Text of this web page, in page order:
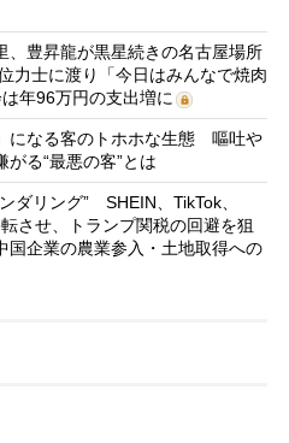
、豊昇龍が黒星続きの名古屋場所
力士に渡り「今日はみんなで焼肉
年96万円の支出増に
になる客のトホホな生態 嘔吐や
る“最悪の客”とは
ダリング” SHEIN、TikTok、
させ、トランプ関税の回避を狙
企業の農業参入・土地取得への